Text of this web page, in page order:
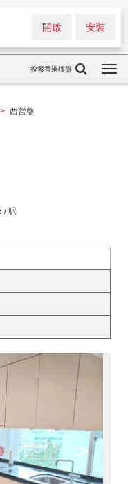
安裝
開啟
搜索香港樓盤
> 西營盤
/ 呎
>